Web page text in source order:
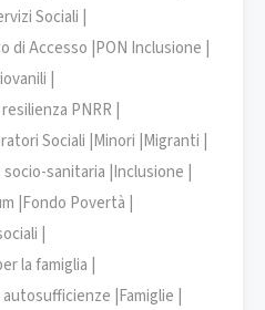
Sociali |
Accesso | PON Inclusione |
|
PNRR |
Sociali | Minori | Migranti |
sanitaria | Inclusione |
| Fondo Povertà |
|
la famiglia |
| Famiglie |